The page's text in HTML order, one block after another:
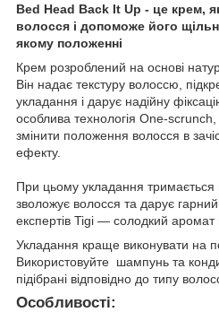
Bed Head Back It Up - це крем,
волосся і допоможе його
якому положенні
Крем розроблений на основі
Він надає текстуру волоссю,
укладання і дарує надійну
особлива технологія One-
змінити положення волосся в
ефекту.
При цьому укладання
зволожує волосся та дарує
експертів Tigi — солодкий аромат
Укладання краще виконувати на
Використовуйте шампунь та
підібрані відповідно до типу
Особливості: